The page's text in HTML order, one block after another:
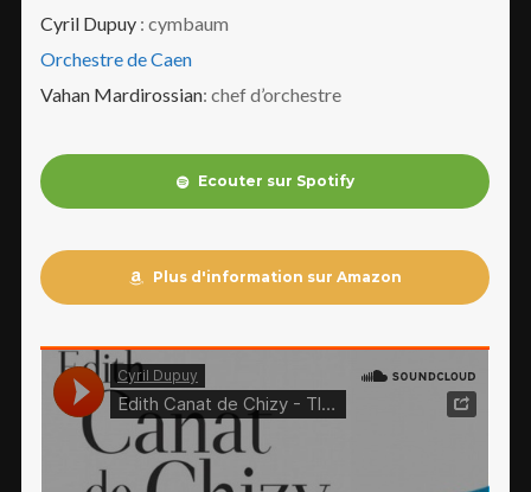
Login
Username or email address
Cyril Dupuy : cymbaum
Orchestre de Caen
Vahan Mardirossian: chef d’orchestre
Ecouter sur Spotify
Plus d'information sur Amazon